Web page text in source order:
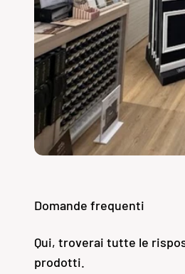
Domande frequenti
Qui, troverai tutte le
prodotti.